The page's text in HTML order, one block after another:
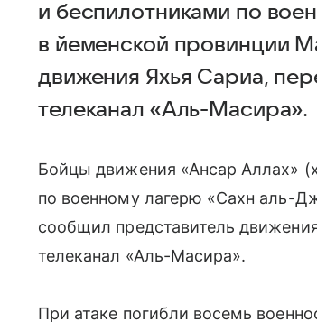
и беспилотниками по
в йеменской провинции
движения Яхья Сариа,
телеканал «Аль-Масира».
Бойцы движения «Ансар Аллах»
по военному лагерю «Сахн аль-
сообщил представитель
телеканал «Аль-Масира».
При атаке погибли восемь